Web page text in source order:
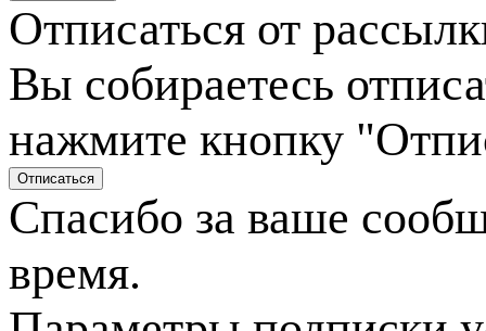
Отписаться от
Вы собираетесь
нажмите кнопку
Спасибо за ваше
время.